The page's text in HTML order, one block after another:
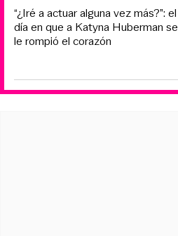
“¿Iré a actuar alguna vez más?”: el
día en que a Katyna Huberman se
le rompió el corazón